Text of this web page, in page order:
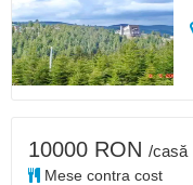
10000 RON /casă
Mese contra cost